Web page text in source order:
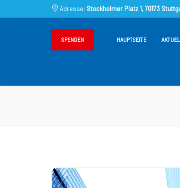
Adresse: Stockholmer Platz 1, 70173
SPENDEN HAUPTSEITE